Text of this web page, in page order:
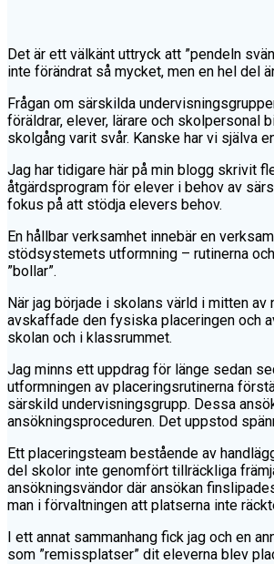
Det är ett välkänt uttryck att ”pendeln
inte förändrat så mycket, men en hel del
Frågan om särskilda
föräldrar, elever, lärare och skolpersonal
skolgång varit svår. Kanske har vi själva
Jag har tidigare här på min blogg skrivit
åtgärdsprogram för elever i behov av
fokus på att stödja elevers behov.
En hållbar verksamhet innebär en
stödsystemets utformning – rutinerna
”bollar”.
När jag började i skolans värld i mitten
avskaffade den fysiska placeringen och
skolan och i klassrummet.
Jag minns ett uppdrag för länge sedan
utformningen av placeringsrutinerna
särskild undervisningsgrupp. Dessa
ansökningsproceduren. Det uppstod
Ett placeringsteam bestående av
del skolor inte genomfört tillräckliga
ansökningsvändor där ansökan
man i förvaltningen att platserna inte
I ett annat sammanhang fick jag och en
som ”remissplatser” dit eleverna blev